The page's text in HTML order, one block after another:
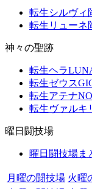
転生シルヴィ
転生リューネ
神々の聖跡
転生ヘラ
転生ゼウス
転生アテナ
転生ヴァルキ
曜日闘技場
曜日闘技場ま
月曜の闘技場 火曜